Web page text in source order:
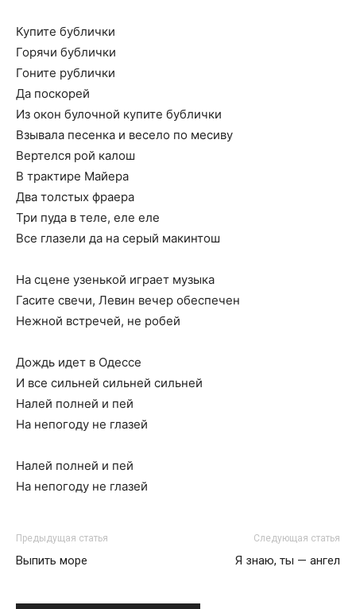
Купите бублички
Горячи бублички
Гоните рублички
Да поскорей
Из окон булочной купите бублички
Взывала песенка и весело по месиву
Вертелся рой калош
В трактире Майера
Два толстых фраера
Три пуда в теле, еле еле
Все глазели да на серый макинтош
На сцене узенькой играет музыка
Гасите свечи, Левин вечер обеспечен
Нежной встречей, не робей
Дождь идет в Одессе
И все сильней сильней сильней
Налей полней и пей
На непогоду не глазей
Налей полней и пей
На непогоду не глазей
Предыдущая статья
Выпить море
Следующая статья
Я знаю, ты — ангел